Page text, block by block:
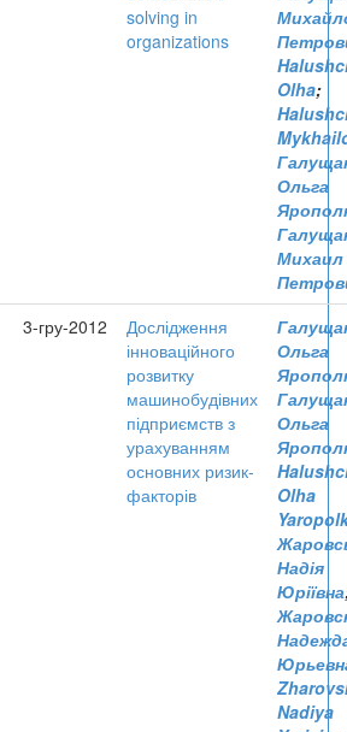
solving in
organizations
Olha;
Ольга
Михаил
3-гру-2012
Дослідження
інноваційного
розвитку
машинобудівних
підприємств з
урахуванням
основних ризик-
факторів
Ольга
Ольга
Olha
Надія
Юріївна
Nadiya